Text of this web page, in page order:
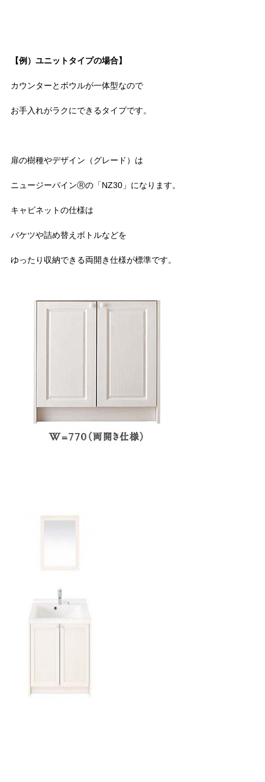
【例）ユニットタイプの場合】
カウンターとボウルが一体型なので
お手入れがラクにできるタイプです。
扉の樹種やデザイン（グレード）は
ニュージーパインⓇの「NZ30」になります。
キャビネットの仕様は
バケツや詰め替えボトルなどを
ゆったり収納できる両開き仕様が標準です。